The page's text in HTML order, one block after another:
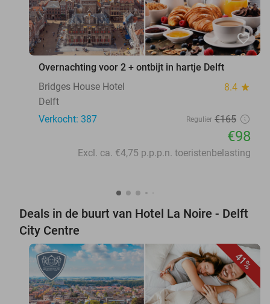
favorite_border
Overnachting voor 2 + ontbijt in hartje Delft
Bridges House Hotel
8.4 star
Delft
Verkocht: 387
Regulier €165
€98
Excl. ca. €4,75 p.p.p.n. toeristenbelasting
Deals in de buurt van Hotel La Noire - Delft
City Centre
41%